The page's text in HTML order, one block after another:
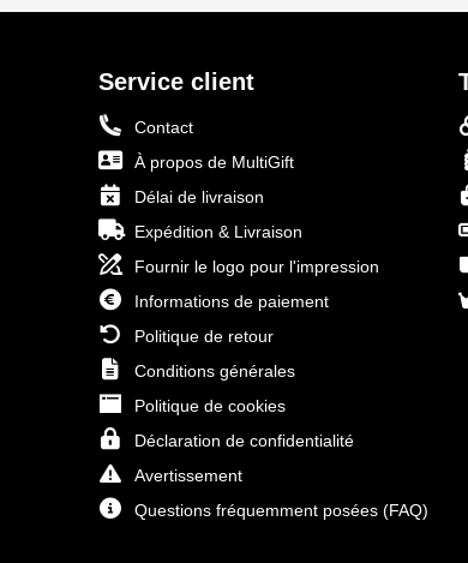
Service client
Contact
À propos de MultiGift
Délai de livraison
Expédition & Livraison
Fournir le logo pour l'impression
Informations de paiement
Politique de retour
Conditions générales
Politique de cookies
Déclaration de confidentialité
Avertissement
Questions fréquemment posées (FAQ)